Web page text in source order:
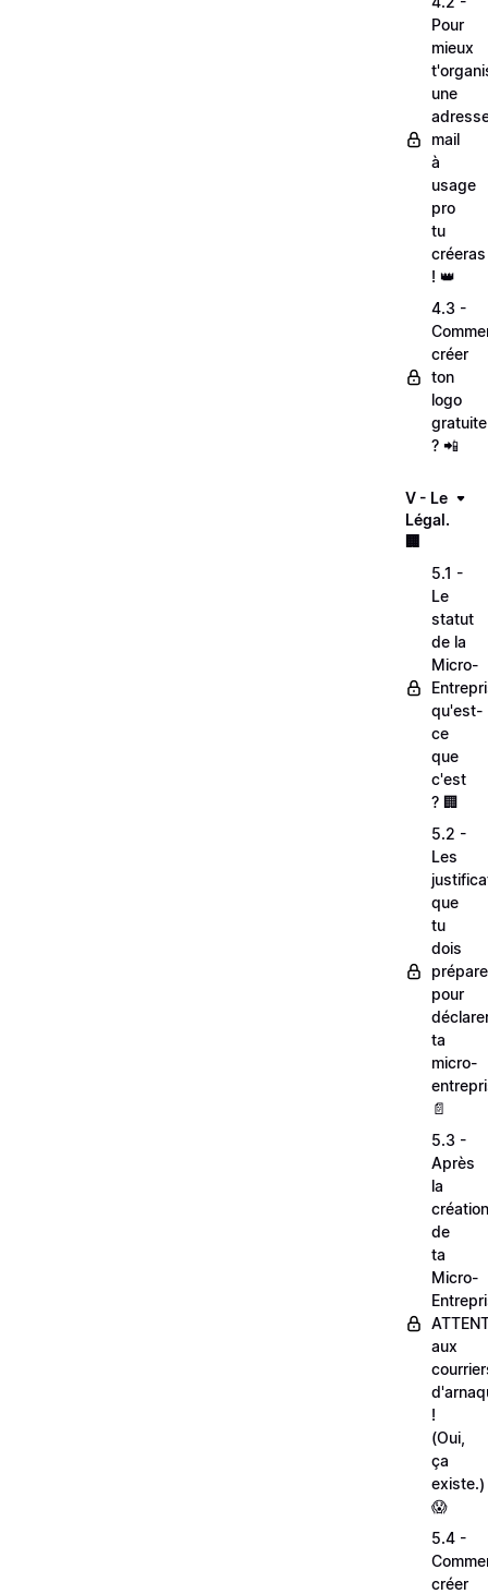
Pour
mieux
une
mail
à
usage
pro
tu
créeras
! 👑
4.3 -
créer
ton
logo
? 📲
V - Le
Légal.
🏢
5.1 -
Le
statut
de la
Micro-
qu'est-
ce
que
c'est
? 🏢
5.2 -
Les
que
tu
dois
pour
ta
micro-
📄
5.3 -
Après
la
création
de
ta
Micro-
aux
!
(Oui,
ça
existe.)
😱
5.4 -
créer